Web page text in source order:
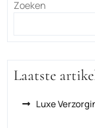
Zoeken
Laatste
Luxe